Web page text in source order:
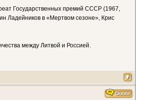
Государственных премий СССР (1967,
Ладейников в «Мертвом сезоне», Крис
между Литвой и Россией.